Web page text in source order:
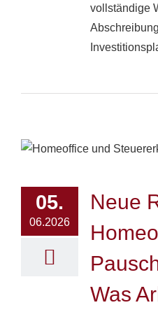
vollständige
05.
06.2026
Neue
Was